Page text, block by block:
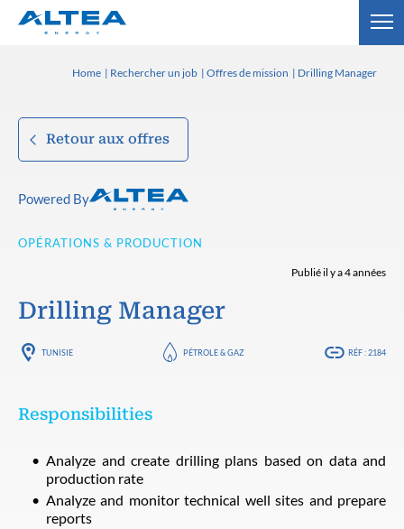
Home Rechercher un job Offres de mission Drilling Manager
Retour aux offres
Powered By
OPÉRATIONS & PRODUCTION
Publié il y a 4 années
Drilling Manager
TUNISIE PÉTROLE & GAZ RÉF : 2184
Responsibilities
Analyze and create drilling plans based on data and
production rate
Analyze and monitor technical well sites and prepare
reports